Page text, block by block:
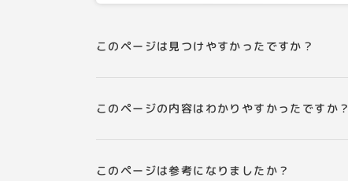
このページは見つけやすかったですか？
このページの内容はわかりやすかったですか？
このページは参考になりましたか？